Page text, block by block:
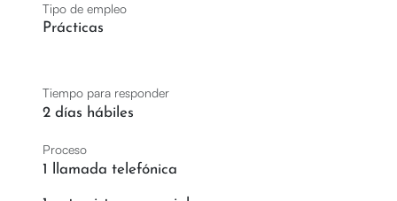
Tipo de empleo
Prácticas
Tiempo para responder
2 días hábiles
Proceso
1 llamada telefónica